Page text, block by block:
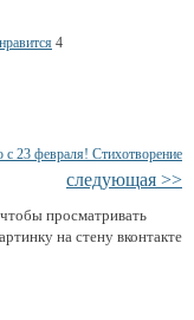
4
следующая >>
просматривать
на стену вконтакте